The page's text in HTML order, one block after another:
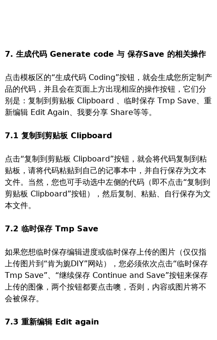
7. 生成代码 Generate code 与 保存Save 的相关操作
点击模板区的“生成代码 Coding”按钮，就会生成您所定制产
品的代码，并且会在页面上方出现相应的操作按钮，它们分
别是：复制到剪贴板 Clipboard 、临时保存 Tmp Save、重
新编辑 Edit Again、我要分享 Share等等。
7.1 复制到剪贴板 Clipboard
点击“复制到剪贴板 Clipboard”按钮，就会将代码复制到粘
贴板，请将代码粘贴到自己的记事本中，并自行保存为文本
文件。当然，您也可手动选中左侧的代码（即不点击“复制到
剪贴板 Clipboard”按钮），然后复制、粘贴、自行保存为文
本文件。
7.2 临时保存 Tmp Save
如果您想临时保存编辑进度或临时保存上传的图片（仅仅指
上传图片到“肯为旎DIY”网站），您必须依次点击“临时保存
Tmp Save”、“继续保存 Continue and Save”按钮来保存
上传的图像，两个按钮都要点击噢，否则，内容或图片将不
会被保存。
7.3 重新编辑 Edit again